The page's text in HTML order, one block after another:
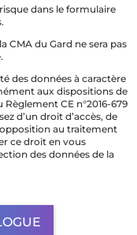
dans le formulaire
CMA du Gard ne sera pas
des données à caractère
aux dispositions de
CE n°2016-679
d’un droit d’accès, de
au traitement
ce droit en vous
des données de la